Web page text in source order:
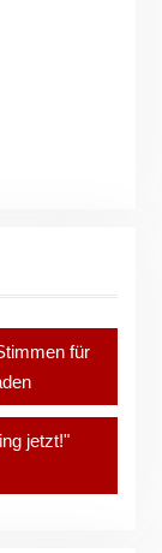
für
jetzt!"